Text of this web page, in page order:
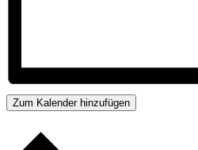
Zum Kalender hinzufügen